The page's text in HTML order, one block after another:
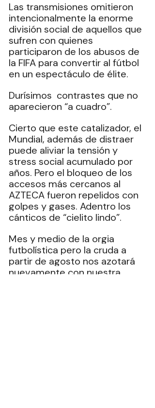
Las transmisiones omitieron
intencionalmente la enorme
división social de aquellos que
sufren con quienes
participaron de los abusos de
la FIFA para convertir al fútbol
en un espectáculo de élite.
Durísimos  contrastes que no
aparecieron “a cuadro”.
Cierto que este catalizador, el
Mundial, además de distraer
puede aliviar la tensión y
stress social acumulado por
años. Pero el bloqueo de los
accesos más cercanos al
AZTECA fueron repelidos con
golpes y gases. Adentro los
cánticos de “cielito lindo”.
Mes y medio de la orgia
futbolística pero la cruda a
partir de agosto nos azotará
nuevamente con nuestra